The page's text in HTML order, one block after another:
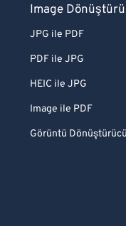
Image
JPG ile PDF
PDF ile JPG
HEIC ile JPG
Image ile PDF
Görüntü Dönüştürücü